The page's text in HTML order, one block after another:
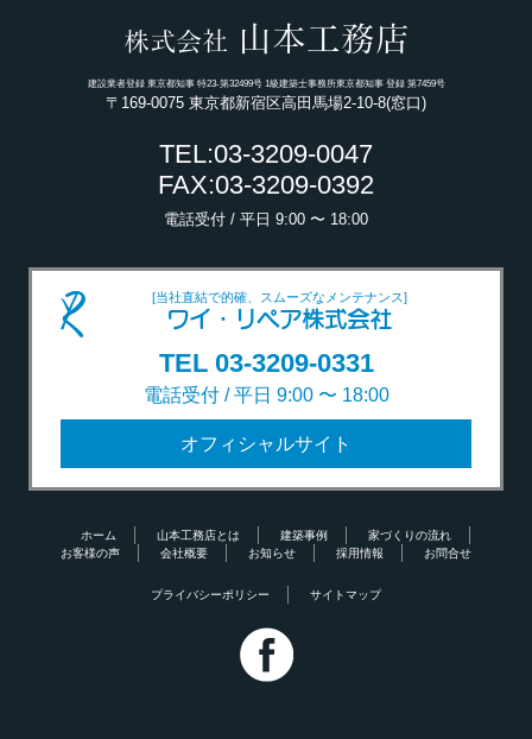
株式会社 山本工務店
建設業者登録 東京都知事 特23-第32499号 1級建築士事務所東京都知事 登録 第7459号
〒169-0075 東京都新宿区高田馬場2-10-8(窓口)
TEL:03-3209-0047
FAX:03-3209-0392
電話受付 / 平日 9:00 〜 18:00
[当社直結で的確、スムーズなメンテナンス]
ワイ・リペア株式会社
TEL 03-3209-0331
電話受付 / 平日 9:00 〜 18:00
オフィシャルサイト
ホーム 山本工務店とは 建築事例
家づくりの流れ
お客様の声
会社概要 お知らせ 採用情報 お問合せ
プライバシーポリシー サイトマップ